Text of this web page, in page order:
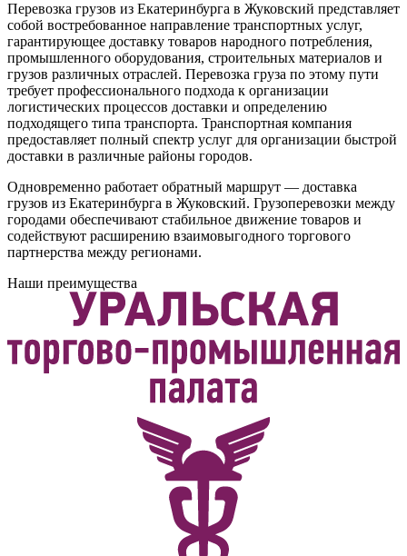
Перевозка грузов из Екатеринбурга в Жуковский представляет
собой востребованное направление транспортных услуг,
гарантирующее доставку товаров народного потребления,
промышленного оборудования, строительных материалов и
грузов различных отраслей. Перевозка груза по этому пути
требует профессионального подхода к организации
логистических процессов доставки и определению
подходящего типа транспорта. Транспортная компания
предоставляет полный спектр услуг для организации быстрой
доставки в различные районы городов.
Одновременно работает обратный маршрут — доставка
грузов из Екатеринбурга в Жуковский. Грузоперевозки между
городами обеспечивают стабильное движение товаров и
содействуют расширению взаимовыгодного торгового
партнерства между регионами.
Наши преимущества